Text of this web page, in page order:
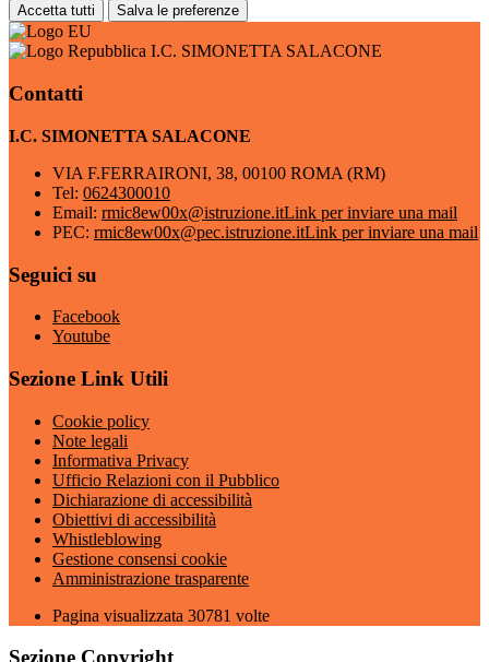
Accetta tutti Salva le preferenze
I.C. SIMONETTA SALACONE
Contatti
I.C. SIMONETTA SALACONE
VIA F.FERRAIRONI, 38, 00100 ROMA (RM)
Tel: 0624300010
Email: rmic8ew00x@istruzione.itLink per inviare una mail
PEC: rmic8ew00x@pec.istruzione.itLink per inviare una mail
Seguici su
Facebook
Youtube
Sezione Link Utili
Cookie policy
Note legali
Informativa Privacy
Ufficio Relazioni con il Pubblico
Dichiarazione di accessibilità
Obiettivi di accessibilità
Whistleblowing
Gestione consensi cookie
Amministrazione trasparente
Pagina visualizzata 30781 volte